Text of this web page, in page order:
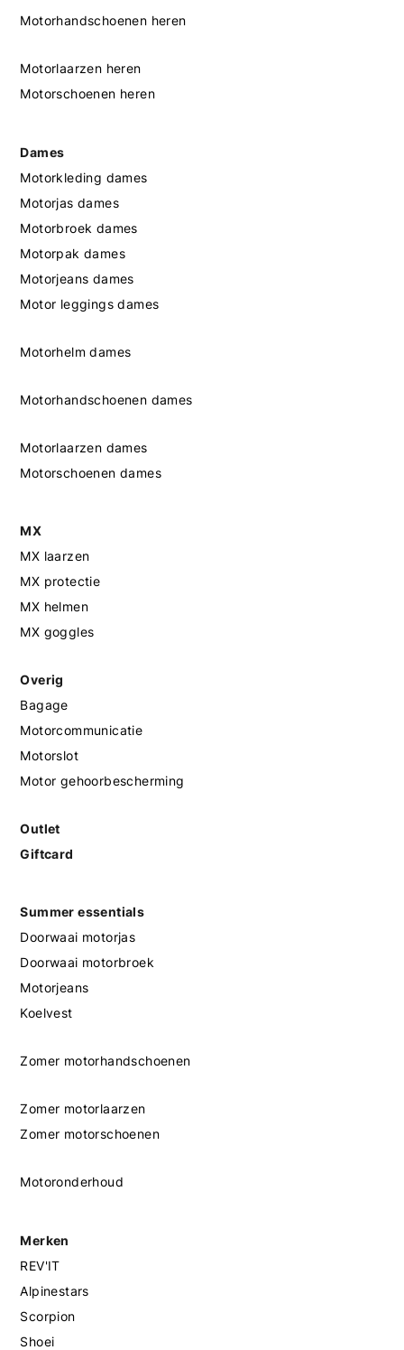
Motorhandschoenen heren
Motorlaarzen heren
Motorschoenen heren
Dames
Motorkleding dames
Motorjas dames
Motorbroek dames
Motorpak dames
Motorjeans dames
Motor leggings dames
Motorhelm dames
Motorhandschoenen dames
Motorlaarzen dames
Motorschoenen dames
MX
MX laarzen
MX protectie
MX helmen
MX goggles
Overig
Bagage
Motorcommunicatie
Motorslot
Motor gehoorbescherming
Outlet
Giftcard
Summer essentials
Doorwaai motorjas
Doorwaai motorbroek
Motorjeans
Koelvest
Zomer motorhandschoenen
Zomer motorlaarzen
Zomer motorschoenen
Motoronderhoud
Merken
REV'IT
Alpinestars
Scorpion
Shoei